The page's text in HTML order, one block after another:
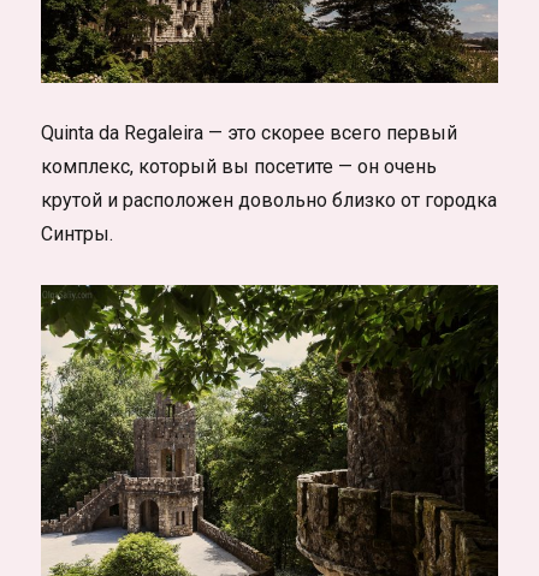
Quinta da Regaleira — это скорее всего первый
комплекс, который вы посетите — он очень
крутой и расположен довольно близко от городка
Синтры.